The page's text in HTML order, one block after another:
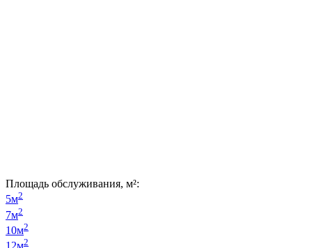
Площадь обслуживания, м²:
5м2
7м2
10м2
2